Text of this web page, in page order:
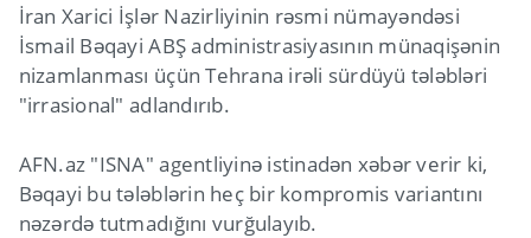
İran Xarici İşlər Nazirliyinin rəsmi nümayəndəsi
İsmail Bəqayi ABŞ administrasiyasının münaqişənin
nizamlanması üçün Tehrana irəli sürdüyü tələbləri
"irrasional" adlandırıb.
AFN.az "ISNA" agentliyinə istinadən xəbər verir ki,
Bəqayi bu tələblərin heç bir kompromis variantını
nəzərdə tutmadığını vurğulayıb.